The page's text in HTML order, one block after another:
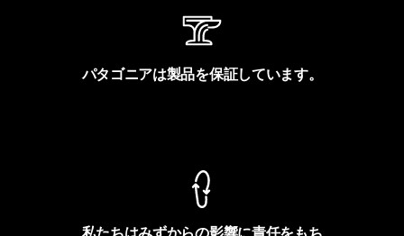
パタゴニアは製品を保証しています。